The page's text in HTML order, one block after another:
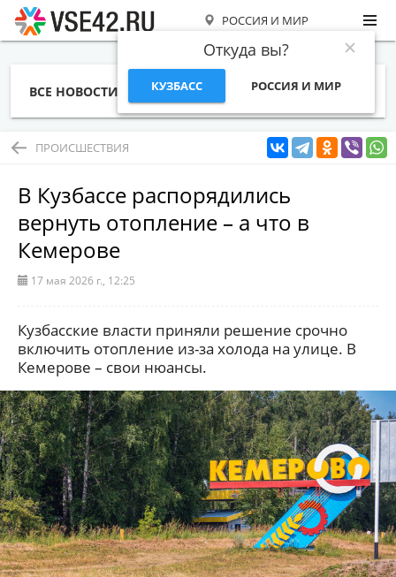
РОССИЯ И МИР
Откуда вы?
КУЗБАСС РОССИЯ И МИР
ВСЕ НОВОСТИ СТАТЬИ ТЕМЫ ФОТО
ПРОИСШЕСТВИЯ
В Кузбассе распорядились
вернуть отопление – а что в
Кемерове
17 мая 2026 г., 12:25
Кузбасские власти приняли решение срочно
включить отопление из-за холода на улице. В
Кемерове – свои нюансы.